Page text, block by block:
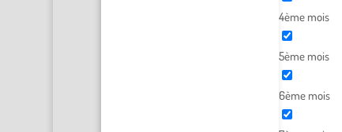
4ème mois
5ème mois
6ème mois